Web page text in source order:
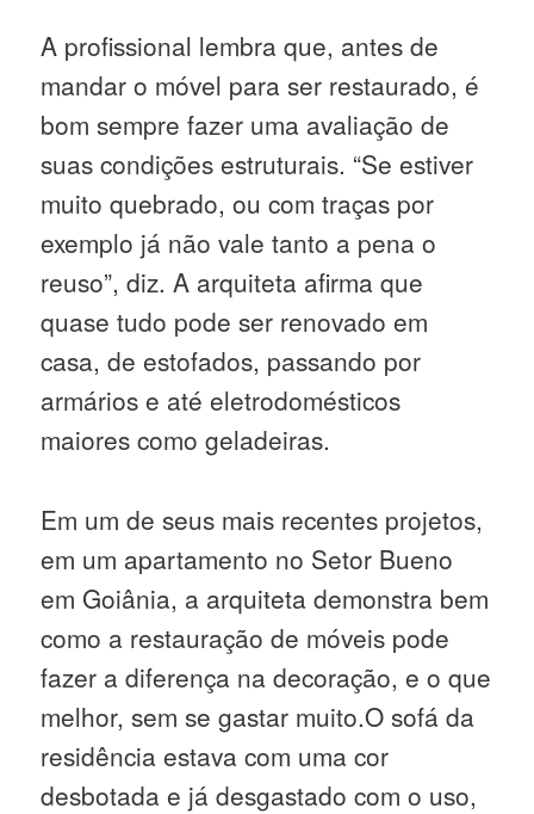
A profissional lembra que, antes de
mandar o móvel para ser restaurado, é
bom sempre fazer uma avaliação de
suas condições estruturais. “Se estiver
muito quebrado, ou com traças por
exemplo já não vale tanto a pena o
reuso”, diz. A arquiteta afirma que
quase tudo pode ser renovado em
casa, de estofados, passando por
armários e até eletrodomésticos
maiores como geladeiras.
Em um de seus mais recentes projetos,
em um apartamento no Setor Bueno
em Goiânia, a arquiteta demonstra bem
como a restauração de móveis pode
fazer a diferença na decoração, e o que
melhor, sem se gastar muito.O sofá da
residência estava com uma cor
desbotada e já desgastado com o uso,